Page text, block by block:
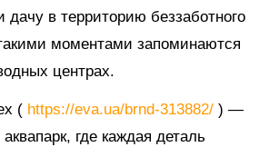
в территорию беззаботного
моментами запоминаются
центрах.
( https://eva.ua/brnd-313882/ ) —
где каждая деталь